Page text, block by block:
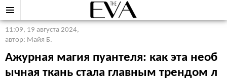
11:09, 19 августа 2024,
автор: Майя Б.
Ажурная магия пуантеля: как эта необ
ычная ткань стала главным трендом л